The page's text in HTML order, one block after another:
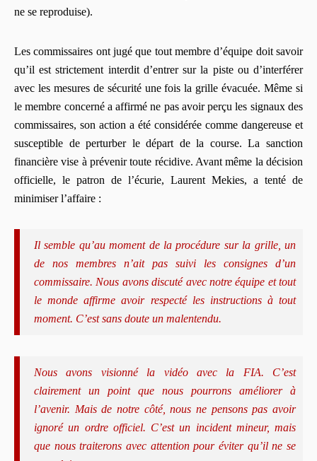
ne se reproduise).
Les commissaires ont jugé que tout membre d’équipe doit savoir
qu’il est strictement interdit d’entrer sur la piste ou d’interférer
avec les mesures de sécurité une fois la grille évacuée. Même si
le membre concerné a affirmé ne pas avoir perçu les signaux des
commissaires, son action a été considérée comme dangereuse et
susceptible de perturber le départ de la course. La sanction
financière vise à prévenir toute récidive. Avant même la décision
officielle, le patron de l’écurie, Laurent Mekies, a tenté de
minimiser l’affaire :
Il semble qu’au moment de la procédure sur la grille, un
de nos membres n’ait pas suivi les consignes d’un
commissaire. Nous avons discuté avec notre équipe et tout
le monde affirme avoir respecté les instructions à tout
moment. C’est sans doute un malentendu.
Nous avons visionné la vidéo avec la FIA. C’est
clairement un point que nous pourrons améliorer à
l’avenir. Mais de notre côté, nous ne pensons pas avoir
ignoré un ordre officiel. C’est un incident mineur, mais
que nous traiterons avec attention pour éviter qu’il ne se